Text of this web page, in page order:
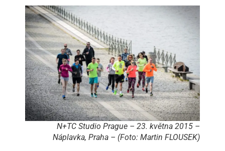
N+TC Studio Prague – 23. května 2015 –
Náplavka, Praha – (Foto: Martin FLOUSEK)